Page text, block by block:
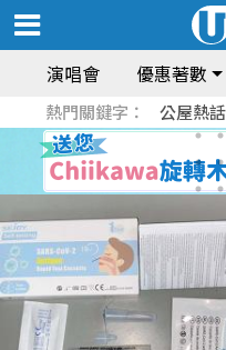
演唱會 優惠著數
熱門關鍵字： 公屋熱話